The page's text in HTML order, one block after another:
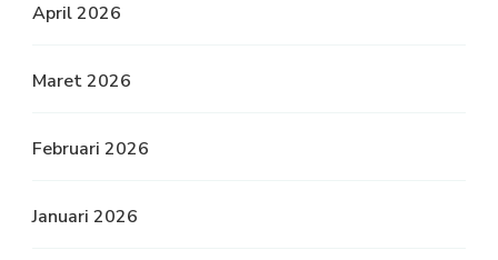
April 2026
Maret 2026
Februari 2026
Januari 2026